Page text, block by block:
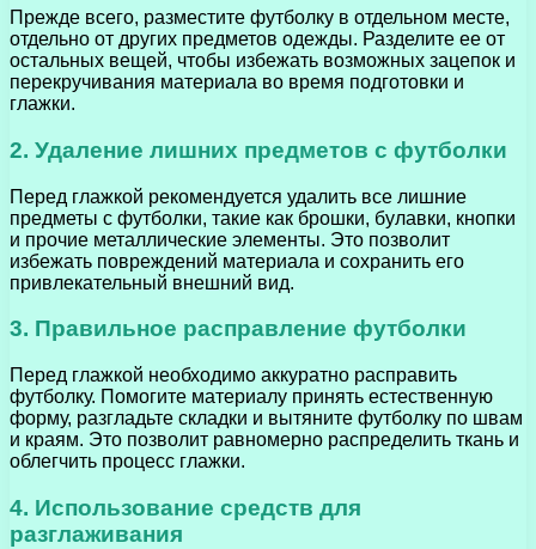
Прежде всего, разместите футболку в отдельном месте,
отдельно от других предметов одежды. Разделите ее от
остальных вещей, чтобы избежать возможных зацепок и
перекручивания материала во время подготовки и
глажки.
2. Удаление лишних предметов с футболки
Перед глажкой рекомендуется удалить все лишние
предметы с футболки, такие как брошки, булавки, кнопки
и прочие металлические элементы. Это позволит
избежать повреждений материала и сохранить его
привлекательный внешний вид.
3. Правильное расправление футболки
Перед глажкой необходимо аккуратно расправить
футболку. Помогите материалу принять естественную
форму, разгладьте складки и вытяните футболку по швам
и краям. Это позволит равномерно распределить ткань и
облегчить процесс глажки.
4. Использование средств для
разглаживания